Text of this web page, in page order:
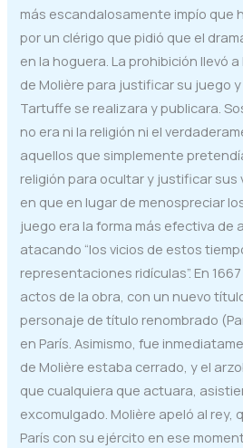
más escandalosamente impío que
por un clérigo que pidió que el
en la hoguera. La prohibición llevó
de Molière para justificar su juego
Tartuffe se realizara y publicara.
no era ni la religión ni el
aquellos que simplemente
religión para ocultar y justificar sus
en que en lugar de menospreciar
juego era la forma más efectiva de
atacando “los vicios de estos
representaciones ridículas”. En
actos de la obra, con un nuevo
personaje de título renombrado
en París. Asimismo, fue
de Molière estaba cerrado, y el
que cualquiera que actuara,
excomulgado. Molière apeló al rey,
París con su ejército en ese